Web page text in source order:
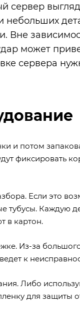
сервер
небольших
Вне
может
сервера
и потом
фиксировать
Если это
тубусы. Каждую
в картон.
Из-за
к
Либо
для защиты